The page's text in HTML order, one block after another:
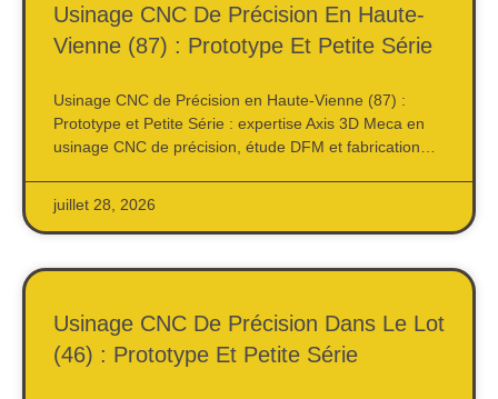
Usinage CNC De Précision En Haute-
Vienne (87) : Prototype Et Petite Série
Usinage CNC de Précision en Haute-Vienne (87) :
Prototype et Petite Série : expertise Axis 3D Meca en
usinage CNC de précision, étude DFM et fabrication…
juillet 28, 2026
Usinage CNC De Précision Dans Le Lot
(46) : Prototype Et Petite Série